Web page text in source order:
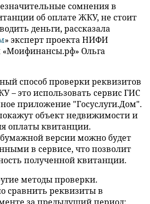
сомнения в
об оплате ЖКУ, не стоит
деньги, рассказала
» эксперт проекта НИФИ
Ольга
способ проверки реквизитов
– это использовать сервис ГИС
приложение "Госуслуги.Дом".
объект недвижимости и
оплаты квитанции.
версии можно будет
в сервисе, что позволит
полученной квитанции.
методы проверки.
сравнить реквизиты в